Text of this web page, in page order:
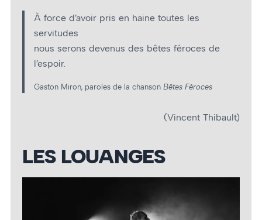
À force d’avoir pris en haine toutes les
servitudes
nous serons devenus des bêtes féroces de
l’espoir.
Gaston Miron, paroles de la chansonBêtes Féroces
(Vincent Thibault)
LES LOUANGES